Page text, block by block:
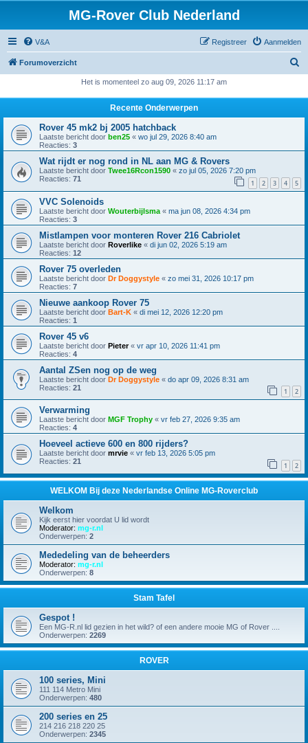
MG-Rover Club Nederland
V&A Aanmelden
Registreer
Forumoverzicht
Het is momenteel zo aug 09, 2026 11:17 am
Recente Onderwerpen
Rover 45 mk2 bj 2005 hatchback
Laatste bericht door ben25 « wo jul 29, 2026 8:40 am
Reacties: 3
Wat rijdt er nog rond in NL aan MG & Rovers
Laatste bericht door Twee16Rcon1590 « zo jul 05, 2026 7:20 pm
Reacties: 71 1 2 3 4 5
VVC Solenoids
Laatste bericht door Wouterbijlsma « ma jun 08, 2026 4:34 pm
Reacties: 3
Mistlampen voor monteren Rover 216 Cabriolet
Laatste bericht door Roverlike « di jun 02, 2026 5:19 am
Reacties: 12
Rover 75 overleden
Laatste bericht door Dr Doggystyle « zo mei 31, 2026 10:17 pm
Reacties: 7
Nieuwe aankoop Rover 75
Laatste bericht door Bart-K « di mei 12, 2026 12:20 pm
Reacties: 1
Rover 45 v6
Laatste bericht door Pieter« vr apr 10, 2026 11:41 pm
Reacties: 4
Aantal ZSen nog op de weg
Laatste bericht door Dr Doggystyle « do apr 09, 2026 8:31 am
Reacties: 21 1 2
Verwarming
Laatste bericht door MGF Trophy « vr feb 27, 2026 9:35 am
Reacties: 4
Hoeveel actieve 600 en 800 rijders?
Laatste bericht door mrvie « vr feb 13, 2026 5:05 pm
Reacties: 21 1 2
WELKOM Bij deze Nederlandse Online MG-Roverclub
Welkom
Kijk eerst hier voordat U lid wordt
Moderator: mg-r.nl
Onderwerpen: 2
Mededeling van de beheerders
Moderator: mg-r.nl
Onderwerpen: 8
Stam Tafel
Gespot !
Een MG-R.nl lid gezien in het wild? of een andere mooie MG of Rover ....
Onderwerpen: 2269
ROVER
100 series, Mini
111 114 Metro Mini
Onderwerpen: 480
200 series en 25
214 216 218 220 25
Onderwerpen: 2345